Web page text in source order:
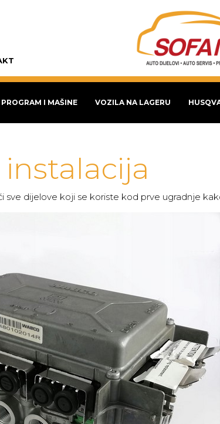
I MAŠINE VOZILA NA LAGERU
sve dijelove koji se koriste kod prve ugradnje